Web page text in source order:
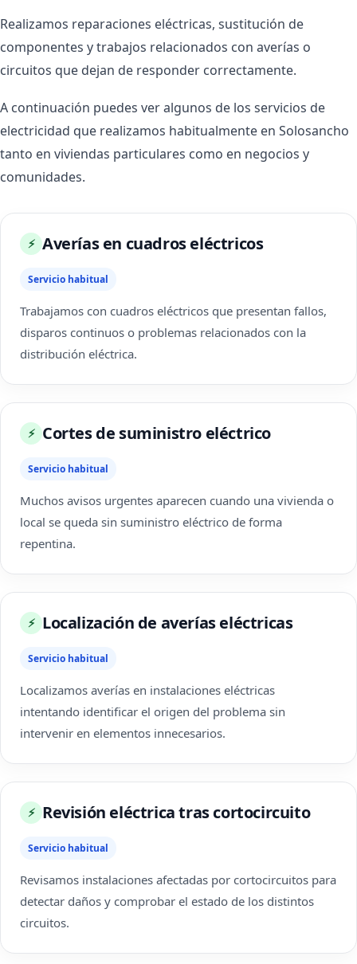
Realizamos reparaciones eléctricas, sustitución de
componentes y trabajos relacionados con averías o
circuitos que dejan de responder correctamente.
A continuación puedes ver algunos de los servicios de
electricidad que realizamos habitualmente en Solosancho
tanto en viviendas particulares como en negocios y
comunidades.
⚡ Averías en cuadros eléctricos
Servicio habitual
Trabajamos con cuadros eléctricos que presentan fallos,
disparos continuos o problemas relacionados con la
distribución eléctrica.
⚡ Cortes de suministro eléctrico
Servicio habitual
Muchos avisos urgentes aparecen cuando una vivienda o
local se queda sin suministro eléctrico de forma
repentina.
⚡ Localización de averías eléctricas
Servicio habitual
Localizamos averías en instalaciones eléctricas
intentando identificar el origen del problema sin
intervenir en elementos innecesarios.
⚡ Revisión eléctrica tras cortocircuito
Servicio habitual
Revisamos instalaciones afectadas por cortocircuitos para
detectar daños y comprobar el estado de los distintos
circuitos.